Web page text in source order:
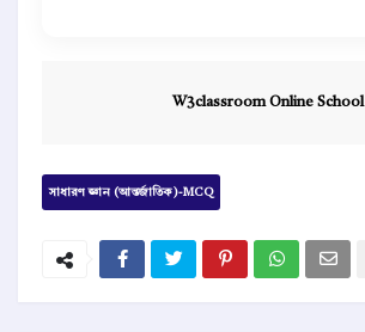
W3classroom Online School
সাধারণ জ্ঞান (আন্তর্জাতিক)-MCQ